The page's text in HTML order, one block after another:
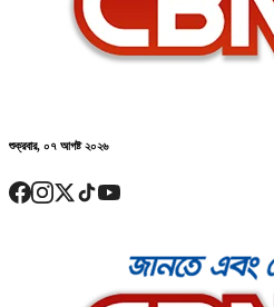
শুক্রবার, ০৭ আগষ্ট ২০২৬